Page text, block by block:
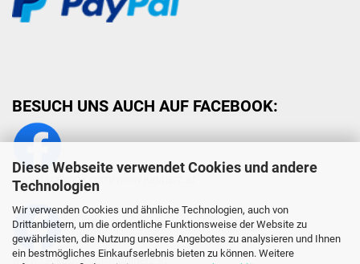
Diese Webseite verwendet Cookies und andere
Technologien
Wir verwenden Cookies und ähnliche Technologien, auch von
Drittanbietern, um die ordentliche Funktionsweise der Website zu
gewährleisten, die Nutzung unseres Angebotes zu analysieren und Ihnen
ein bestmögliches Einkaufserlebnis bieten zu können. Weitere
BESUCH UNS AUCH AUF FACEBOOK:
www.facebook.com/www.juniherz.at
www.facebook.com/juniherz.at